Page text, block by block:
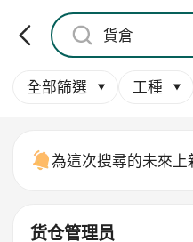
全部篩選 工種
為這次搜尋的未來
货仓管理员